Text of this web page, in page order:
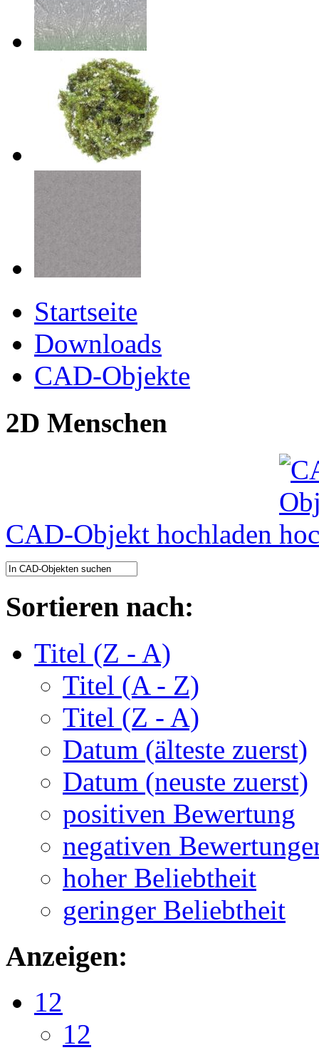
Startseite
Downloads
CAD-Objekte
2D Menschen
CAD-Objekt hochladen
Sortieren nach:
Titel (Z - A)
Titel (A - Z)
Titel (Z - A)
Datum (älteste zuerst)
Datum (neuste zuerst)
positiven Bewertung
negativen
hoher Beliebtheit
geringer Beliebtheit
Anzeigen:
12
12